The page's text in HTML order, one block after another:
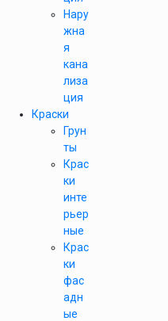
Нару
жна
я
кана
лиза
ция
Краски
Грун
ты
Крас
ки
инте
рьер
ные
Крас
ки
фас
адн
ые